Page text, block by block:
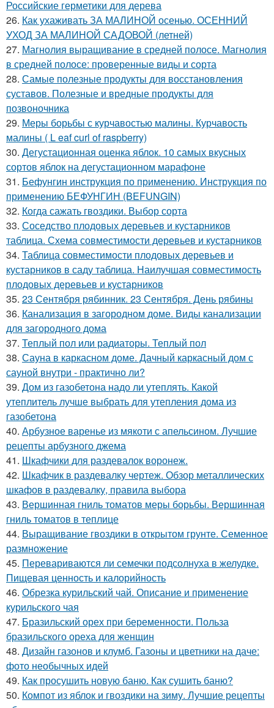
Российские герметики для дерева
26. Как ухаживать ЗА МАЛИНОЙ осенью. ОСЕННИЙ
УХОД ЗА МАЛИНОЙ САДОВОЙ (летней)
27. Магнолия выращивание в средней полосе. Магнолия
в средней полосе: проверенные виды и сорта
28. Самые полезные продукты для восстановления
суставов. Полезные и вредные продукты для
позвоночника
29. Меры борьбы с курчавостью малины. Курчавость
малины ( L eaf curl of raspberry)
30. Дегустационная оценка яблок. 10 самых вкусных
сортов яблок на дегустационном марафоне
31. Бефунгин инструкция по применению. Инструкция по
применению БЕФУНГИН (BEFUNGIN)
32. Когда сажать гвоздики. Выбор сорта
33. Соседство плодовых деревьев и кустарников
таблица. Схема совместимости деревьев и кустарников
34. Таблица совместимости плодовых деревьев и
кустарников в саду таблица. Наилучшая совместимость
плодовых деревьев и кустарников
35. 23 Сентября рябинник. 23 Сентября. День рябины
36. Канализация в загородном доме. Виды канализации
для загородного дома
37. Теплый пол или радиаторы. Теплый пол
38. Сауна в каркасном доме. Дачный каркасный дом с
сауной внутри - практично ли?
39. Дом из газобетона надо ли утеплять. Какой
утеплитель лучше выбрать для утепления дома из
газобетона
40. Арбузное варенье из мякоти с апельсином. Лучшие
рецепты арбузного джема
41. Шкафчики для раздевалок воронеж.
42. Шкафчик в раздевалку чертеж. Обзор металлических
шкафов в раздевалку, правила выбора
43. Вершинная гниль томатов меры борьбы. Вершинная
гниль томатов в теплице
44. Выращивание гвоздики в открытом грунте. Семенное
размножение
45. Перевариваются ли семечки подсолнуха в желудке.
Пищевая ценность и калорийность
46. Обрезка курильский чай. Описание и применение
курильского чая
47. Бразильский орех при беременности. Польза
бразильского ореха для женщин
48. Дизайн газонов и клумб. Газоны и цветники на даче:
фото необычных идей
49. Как просушить новую баню. Как сушить баню?
50. Компот из яблок и гвоздики на зиму. Лучшие рецепты